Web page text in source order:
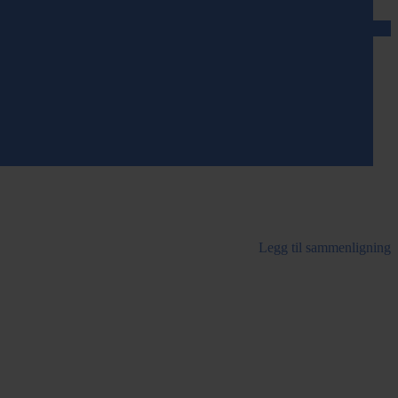
Legg til sammenligning